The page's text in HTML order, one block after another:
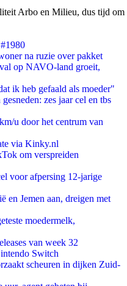
Arbo en Milieu, dus tijd om
na ruzie over pakket
op NAVO-land groeit,
ik heb gefaald als moeder"
zes jaar cel en tbs
u door het centrum van
via Kinky.nl
om verspreiden
voor afpersing 12-jarige
en Jemen aan, dreigen met
moedermelk,
van week 32
Switch
scheuren in dijken Zuid-